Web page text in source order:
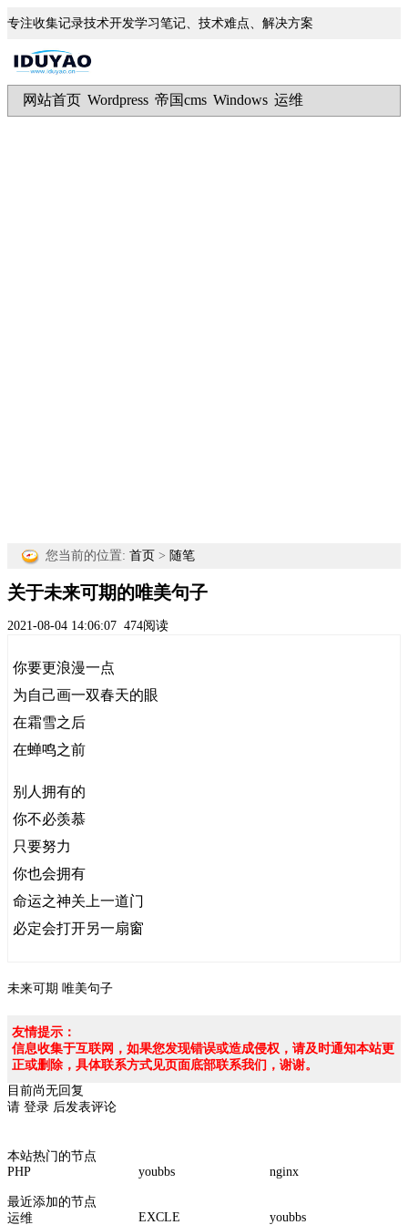
专注收集记录技术开发学习笔记、技术难点、解决方案
网站首页 Wordpress 帝国cms Windows 运维
您当前的位置: 首页 > 随笔
关于未来可期的唯美句子
2021-08-04 14:06:07 474阅读
你要更浪漫一点
为自己画一双春天的眼
在霜雪之后
在蝉鸣之前
别人拥有的
你不必羡慕
只要努力
你也会拥有
命运之神关上一道门
必定会打开另一扇窗
未来可期 唯美句子
友情提示：
信息收集于互联网，如果您发现错误或造成侵权，请及时通知本站更
正或删除，具体联系方式见页面底部联系我们，谢谢。
目前尚无回复
请 登录 后发表评论
本站热门的节点
PHP
youbbs nginx
最近添加的节点
运维
EXCLE
youbbs